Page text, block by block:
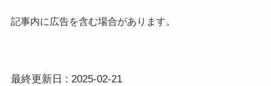
記事内に広告を含む場合があります。
最終更新日 : 2025-02-21